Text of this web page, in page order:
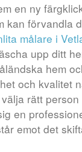
en ny
kan förvandla
målare i
upp ditt
hem
och kvalitet
rätt
en
emot det